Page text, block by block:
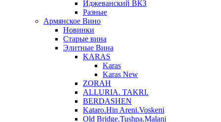
Иджеванский ВКЗ
Разные
Армянское Вино
Новинки
Старые вина
Элитные Вина
KARAS
Karas
Karas New
ZORAH
ALLURIA. TAKRI.
BERDASHEN
Kataro.Hin Areni.Voskeni
Old Bridge.Tushpa.Malani